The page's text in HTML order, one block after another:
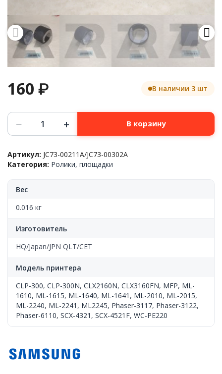
160 ₽ В наличии 3 шт
Количество
товара
Ролик
в
сборе,
ML-
4521/4321,
00211A/JC73-
CN
HQ
− + В корзину
Артикул: JC73-00211A/JC73-00302A
Категория: Ролики, площадки
Вес
0.016 кг
Изготовитель
HQ/Japan/JPN QLT/CET
Модель принтера
CLP-300, CLP-300N, CLX2160N, CLX3160FN, MFP, ML-
1610, ML-1615, ML-1640, ML-1641 , ML-2010, ML-2015,
ML-2240, ML-2241 , ML2245, Phaser-3117, Phaser-3122,
Phaser-6110, SCX-4321 , SCX-4521F, WC-PE220